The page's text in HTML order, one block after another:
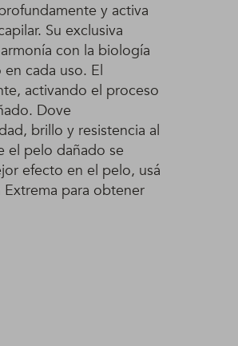
y activa
Su exclusiva
con la biología
cada uso. El
activando el proceso
Dove
brillo y resistencia al
el pelo dañado se
efecto en el pelo, usá
para obtener